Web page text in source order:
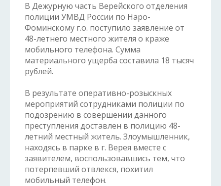
В Дежурную часть Верейского отделения
полиции УМВД России по Наро-
Фоминскому г.о. поступило заявление от
48-летнего местного жителя о краже
мобильного телефона. Сумма
материального ущерба составила 18 тысяч
рублей.
В результате оперативно-розыскных
мероприятий сотрудниками полиции по
подозрению в совершении данного
преступления доставлен в полицию 48-
летний местный житель. Злоумышленник,
находясь в парке в г. Верея вместе с
заявителем, воспользовавшись тем, что
потерпевший отвлекся, похитил
мобильный телефон.